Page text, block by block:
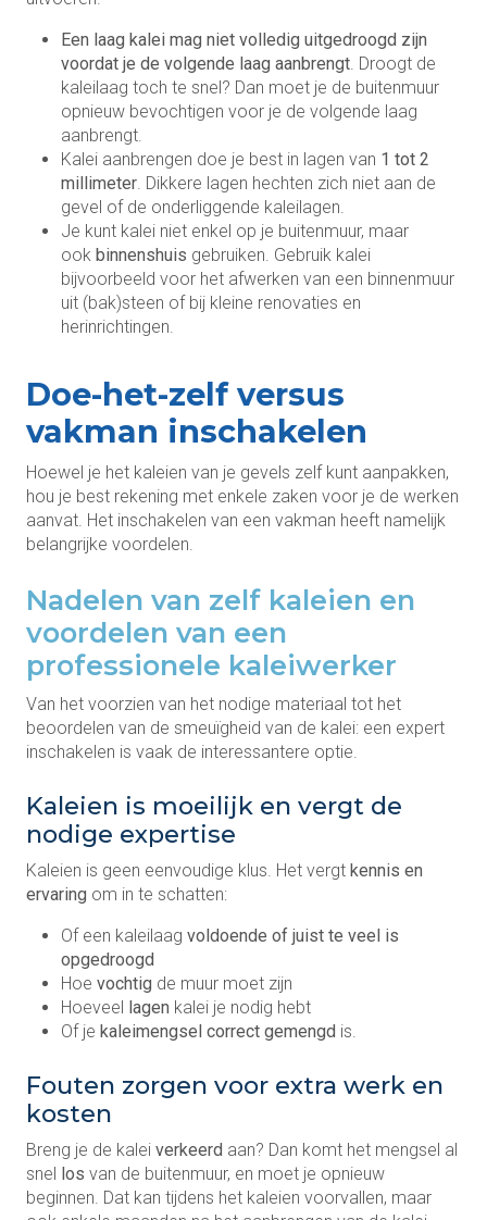
Een laag kalei mag niet volledig uitgedroogd zijn
voordat je de volgende laag aanbrengt . Droogt de
kaleilaag toch te snel? Dan moet je de buitenmuur
opnieuw bevochtigen voor je de volgende laag
aanbrengt.
Kalei aanbrengen doe je best in lagen van 1 tot 2
millimeter . Dikkere lagen hechten zich niet aan de
gevel of de onderliggende kaleilagen.
Je kunt kalei niet enkel op je buitenmuur, maar
ook binnenshuis gebruiken. Gebruik kalei
bijvoorbeeld voor het afwerken van een binnenmuur
uit (bak)steen of bij kleine renovaties en
herinrichtingen.
Doe-het-zelf versus
vakman inschakelen
Hoewel je het kaleien van je gevels zelf kunt aanpakken,
hou je best rekening met enkele zaken voor je de werken
aanvat. Het inschakelen van een vakman heeft namelijk
belangrijke voordelen.
Nadelen van zelf kaleien en
voordelen van een
professionele kaleiwerker
Van het voorzien van het nodige materiaal tot het
beoordelen van de smeuïgheid van de kalei: een expert
inschakelen is vaak de interessantere optie.
Kaleien is moeilijk en vergt de
nodige expertise
Kaleien is geen eenvoudige klus. Het vergt kennis en
ervaring om in te schatten:
Of een kaleilaag voldoende of juist te veel is
opgedroogd
Hoe vochtig de muur moet zijn
Hoeveel lagen kalei je nodig hebt
Of je kaleimengsel correct gemengd is.
Fouten zorgen voor extra werk en
kosten
Breng je de kalei verkeerd aan? Dan komt het mengsel al
snel los van de buitenmuur, en moet je opnieuw
beginnen. Dat kan tijdens het kaleien voorvallen, maar